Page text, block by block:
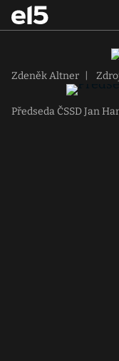
Zdeněk Altner
Předseda ČSSD Jan